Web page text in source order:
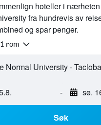
hoteller i
fra hundrevis av
og spar penger.
rom
- sø.
Søk